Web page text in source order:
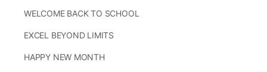
WELCOME BACK TO SCHOOL
EXCEL BEYOND LIMITS
HAPPY NEW MONTH